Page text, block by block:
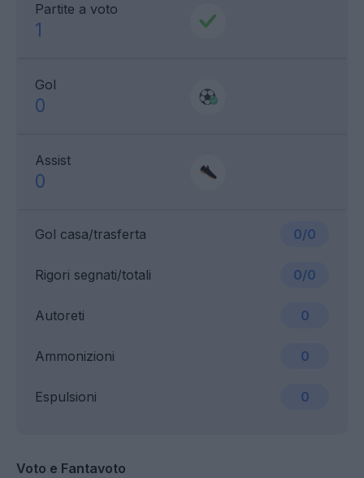
Partite a voto
1
Gol
0
Assist
0
Gol casa/trasferta 0/0
Ammonizioni 0
Rigori segnati/totali 0/0
Espulsioni 0
Autoreti 0
Voto e Fantavoto